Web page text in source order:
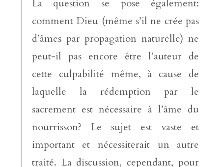
La question se pose également:
comment Dieu (même s’il ne crée pas
d’âmes par propagation naturelle) ne
peut-il pas encore être l’auteur de
cette culpabilité même, à cause de
laquelle la rédemption par le
sacrement est nécessaire à l’âme du
nourrisson? Le sujet est vaste et
important et nécessiterait un autre
traité. La discussion, cependant, pour